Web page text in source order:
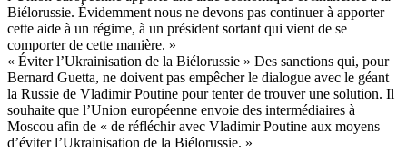
Biélorussie. Évidemment nous ne devons pas continuer à apporter
cette aide à un régime, à un président sortant qui vient de se
comporter de cette manière. »
« Éviter l’Ukrainisation de la Biélorussie » Des sanctions qui, pour
Bernard Guetta, ne doivent pas empêcher le dialogue avec le géant
la Russie de Vladimir Poutine pour tenter de trouver une solution. Il
souhaite que l’Union européenne envoie des intermédiaires à
Moscou afin de « de réfléchir avec Vladimir Poutine aux moyens
d’éviter l’Ukrainisation de la Biélorussie. »